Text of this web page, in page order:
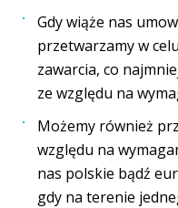
Gdy wiąże nas
przetwarzamy w
zawarcia, co
ze względu na
Możemy również
względu na
nas polskie bądź
gdy na terenie